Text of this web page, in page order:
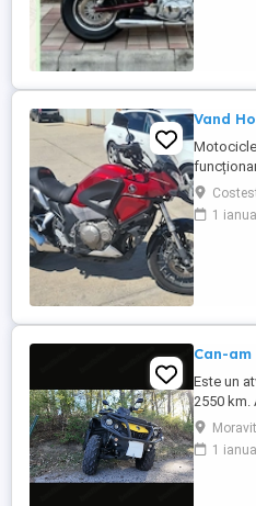
Vand
1
Can-
Este un
2550 km.
nivele
fata
Jante
1